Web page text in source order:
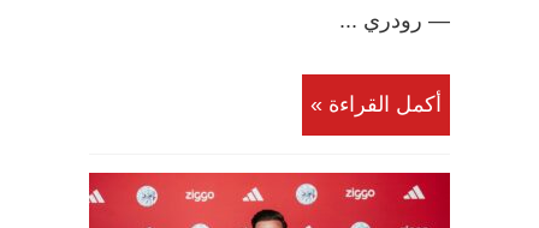
— رودري ...
أكمل القراءة »